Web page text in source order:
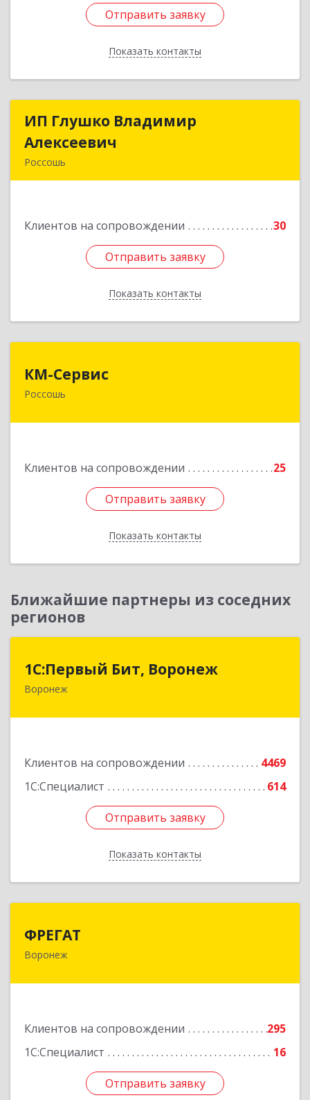
Отправить заявку
Показать контакты
Отправить заявку
Назад
ИП Глушко Владимир
Алексеевич
Россошь
Клиентов на сопровождении 30
Отправить заявку
Показать контакты
ИП Глушко Владимир
Подробнее
Отправить заявку
Назад
КМ-Сервис
Россошь
Клиентов на сопровождении 25
Отправить заявку
Показать контакты
396650, Воронежская обл, Россошанский р-н,
Отправить заявку
Назад
Ближайшие партнеры из соседних
регионов
1С:Первый Бит, Воронеж
Воронеж
Клиентов на сопровождении
4469
1С:Специалист
614
Отправить заявку
Показать контакты
1С:Первый Бит, Воронеж
394006, Воронежская обл, Воронеж г, 20-летия
Отправить заявку
Назад
ФРЕГАТ
Воронеж
Клиентов на сопровождении
295
1С:Специалист
16
Отправить заявку
Отправить заявку